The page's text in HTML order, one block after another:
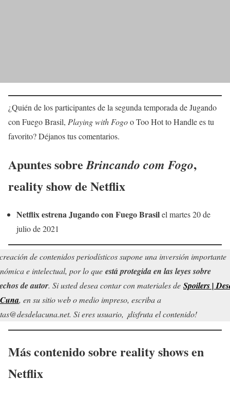
¿Quién de los participantes de la segunda temporada de Jugando
con Fuego Brasil, Playing with Fogoo Too Hot to Handle es tu
favorito? Déjanos tus comentarios.
Apuntes sobreBrincando com Fogo,
reality show de Netflix
Netflix estrena Jugando con Fuego Brasilel martes 20 de
julio de 2021
de contenidos periodísticos supone una inversión importante
e intelectual, por lo que está protegida en las leyes sobre
de autor. Si usted desea contar con materiales de Spoilers |
, en su sitio web o medio impreso, escriba a
Si eres usuario, ¡disfruta el contenido!
Más contenido sobre reality shows en
Netflix